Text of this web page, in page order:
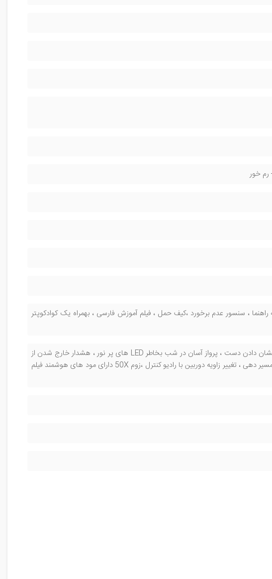
راهنما ، سنسور عدم برخورد ،کیف حمل ، فیلم آموزش فارسی ، بهمراه یک کوادکوپتر
سنسور ویژن ، چرخش دور سوژه ، تعقیب سوژه ، عکس و فیلم گرفتن با نشان دادن دست ، پرواز آسان در شب بخاطر LED های پر نور ، هشدار خارج شدن از
برد ، لنزSONY ، سنسور التراسونیک ، هشدار اتمام باتری ،تنظیم سرعت ، مسیر دهی ، تغییر زاویه دوربین با رادیو کنترل ،زوم 50X دارای مود های هوشمند فیلم